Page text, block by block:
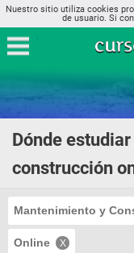
Nuestro sitio utiliza cookies
de usuario. Si
Dónde
construcción
Mantenimiento y
Online